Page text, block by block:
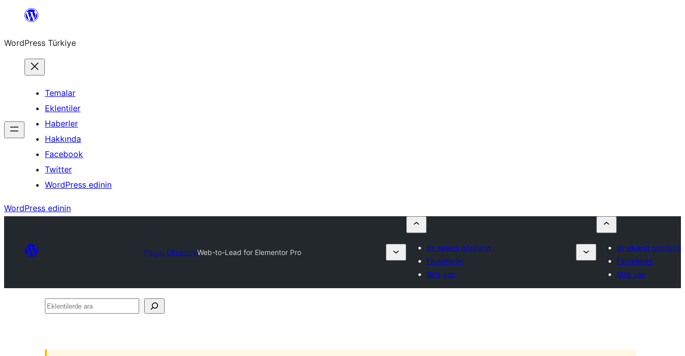
İçeriğe
WordPress Türkiye
Temalar
Eklentiler
Haberler
Hakkında
Facebook
Twitter
WordPress edinin
WordPress edinin
Plugin DirectoryWeb-to-Lead for Elementor Pro
Bir eklenti gönderin
Favorilerim
Giriş yap
Bir eklenti gönderin
Favorilerim
Giriş yap
Eklentilerde